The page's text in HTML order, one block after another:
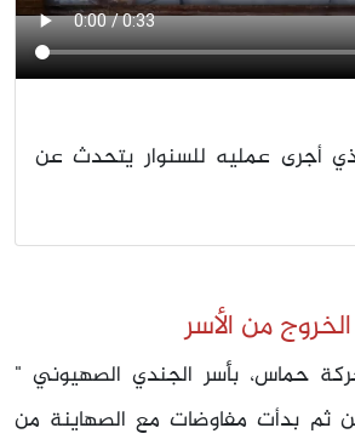
أجرى عمليه للسنوار يتحدث عن
من الأسر
قامت حركة حماس، بأسر الجندي الصهيوني "
ثم بدأت مفاوضات مع الصهاينة من